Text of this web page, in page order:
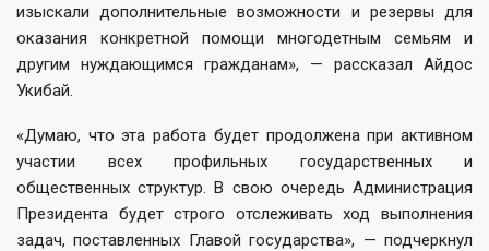
изыскали дополнительные возможности и резервы для
оказания конкретной помощи многодетным семьям и
другим нуждающимся гражданам», — рассказал Айдос
Укибай.
«Думаю, что эта работа будет продолжена при активном
участии всех профильных государственных и
общественных структур. В свою очередь Администрация
Президента будет строго отслеживать ход выполнения
задач, поставленных Главой государства», — подчеркнул